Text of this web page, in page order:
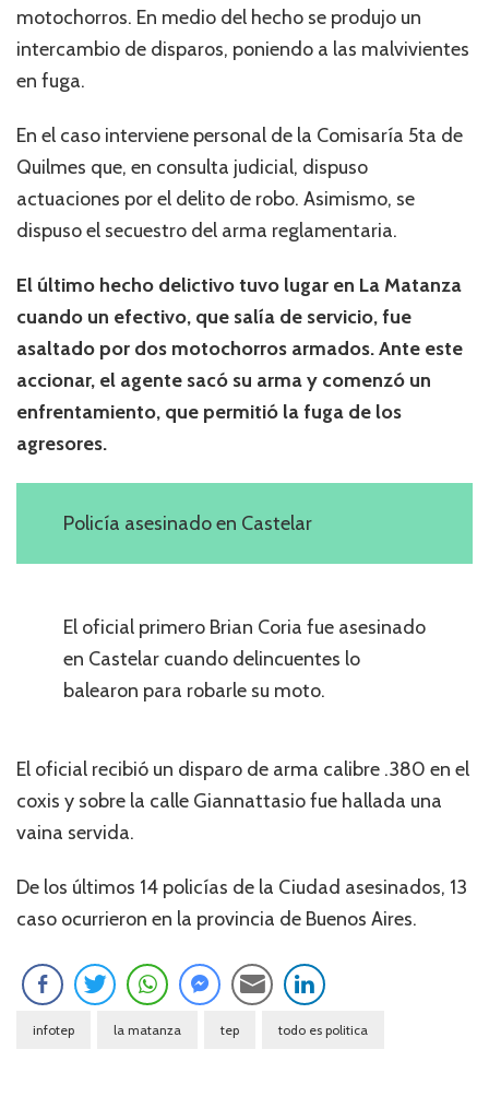
motochorros. En medio del hecho se produjo un
intercambio de disparos, poniendo a las malvivientes
en fuga.
En el caso interviene personal de la Comisaría 5ta de
Quilmes que, en consulta judicial, dispuso
actuaciones por el delito de robo. Asimismo, se
dispuso el secuestro del arma reglamentaria.
El último hecho delictivo tuvo lugar en La Matanza
cuando un efectivo, que salía de servicio, fue
asaltado por dos motochorros armados. Ante este
accionar, el agente sacó su arma y comenzó un
enfrentamiento, que permitió la fuga de los
agresores.
Policía asesinado en Castelar
El oficial primero Brian Coria fue asesinado
en Castelar cuando delincuentes lo
balearon para robarle su moto.
El oficial recibió un disparo de arma calibre .380 en el
coxis y sobre la calle Giannattasio fue hallada una
vaina servida.
De los últimos 14 policías de la Ciudad asesinados, 13
caso ocurrieron en la provincia de Buenos Aires.
infotep la matanza tep todo es politica